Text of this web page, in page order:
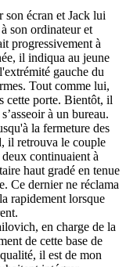
écran et Jack lui
son ordinateur et
progressivement à
il indiqua au jeune
gauche du
Tout comme lui,
cette porte. Bientôt, il
à un bureau.
la fermeture des
il retrouva le couple
continuaient à
haut gradé en tenue
Ce dernier ne réclama
rapidement lorsque
en charge de la
de cette base de
il est de mon